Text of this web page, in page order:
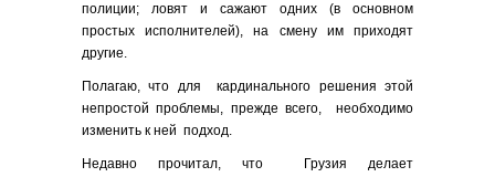
полиции; ловят и сажают одних (в основном
простых исполнителей), на смену им приходят
другие.
Полагаю, что для кардинального решения этой
непростой проблемы, прежде всего, необходимо
изменить к ней подход.
Недавно прочитал, что Грузия делает